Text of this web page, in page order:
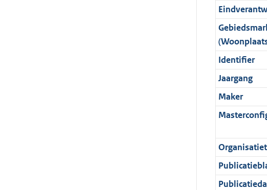
o
r
m
a
a
t
f
o
r
m
a
a
t
n
f
o
r
m
a
a
t
i
n
f
o
r
m
a
a
K
b
Identifier
Jaargang
Maker